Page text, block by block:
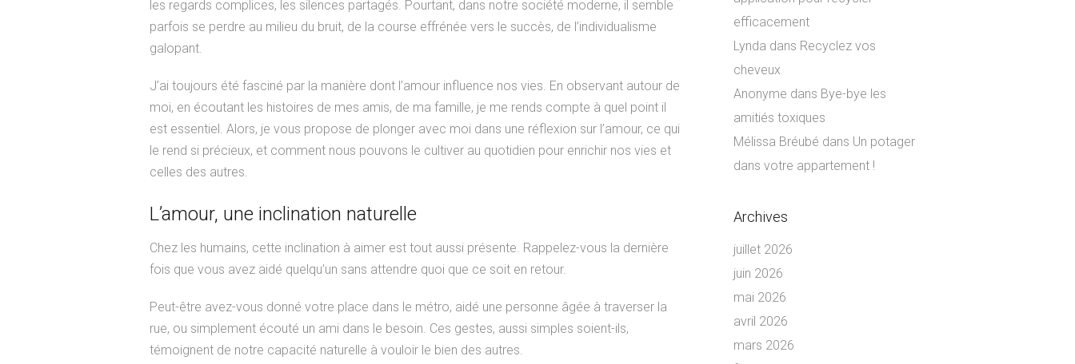
les regards complices, les silences partagés. Pourtant, dans notre société moderne, il semble
parfois se perdre au milieu du bruit, de la course effrénée vers le succès, de l’individualisme
galopant.
J’ai toujours été fasciné par la manière dont l’amour influence nos vies. En observant autour de
moi, en écoutant les histoires de mes amis, de ma famille, je me rends compte à quel point il
est essentiel. Alors, je vous propose de plonger avec moi dans une réflexion sur l’amour, ce qui
le rend si précieux, et comment nous pouvons le cultiver au quotidien pour enrichir nos vies et
celles des autres.
L’amour, une inclination naturelle
Chez les humains, cette inclination à aimer est tout aussi présente. Rappelez-vous la dernière
fois que vous avez aidé quelqu’un sans attendre quoi que ce soit en retour.
Peut-être avez-vous donné votre place dans le métro, aidé une personne âgée à traverser la
rue, ou simplement écouté un ami dans le besoin. Ces gestes, aussi simples soient-ils,
témoignent de notre capacité naturelle à vouloir le bien des autres.
efficacement
Lynda dans Recyclez vos
cheveux
Anonyme dans Bye-bye les
amitiés toxiques
Mélissa Bréubé dans Un potager
dans votre appartement !
Archives
juillet 2026
juin 2026
mai 2026
avril 2026
mars 2026